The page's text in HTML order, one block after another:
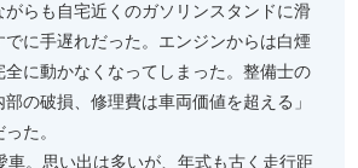
がらも自宅近くのガソリンスタンドに滑
でに手遅れだった。エンジンからは白煙
に動かなくなってしまった。整備士の
の破損、修理費は車両価値を超える」
た。
車。思い出は多いが、年式も古く走行距